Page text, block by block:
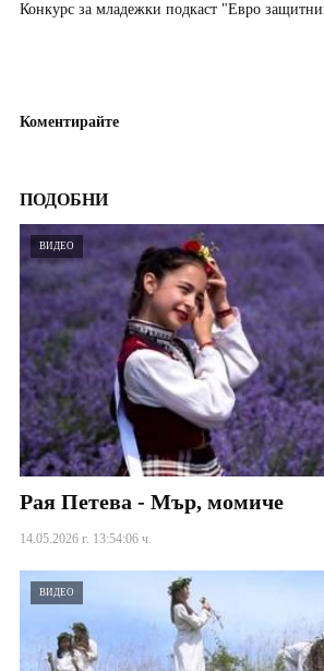
Конкурс за младежки подкаст "Евро
Коментирайте
ПОДОБНИ
ВИДЕО
Рая Петева - Мър, момиче
14.05.2026 г. 13:54:06 ч.
ВИДЕО